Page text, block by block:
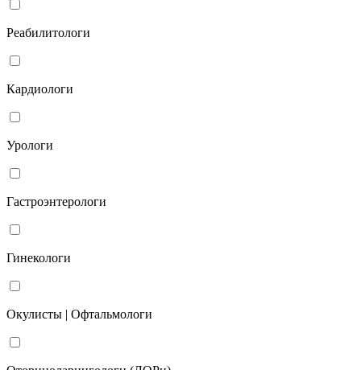
Реабилитологи
Кардиологи
Урологи
Гастроэнтерологи
Гинекологи
Окулисты | Офтальмологи